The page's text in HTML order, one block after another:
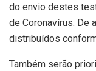
do envio destes
de Coronavírus. De
distribuídos
Também serão